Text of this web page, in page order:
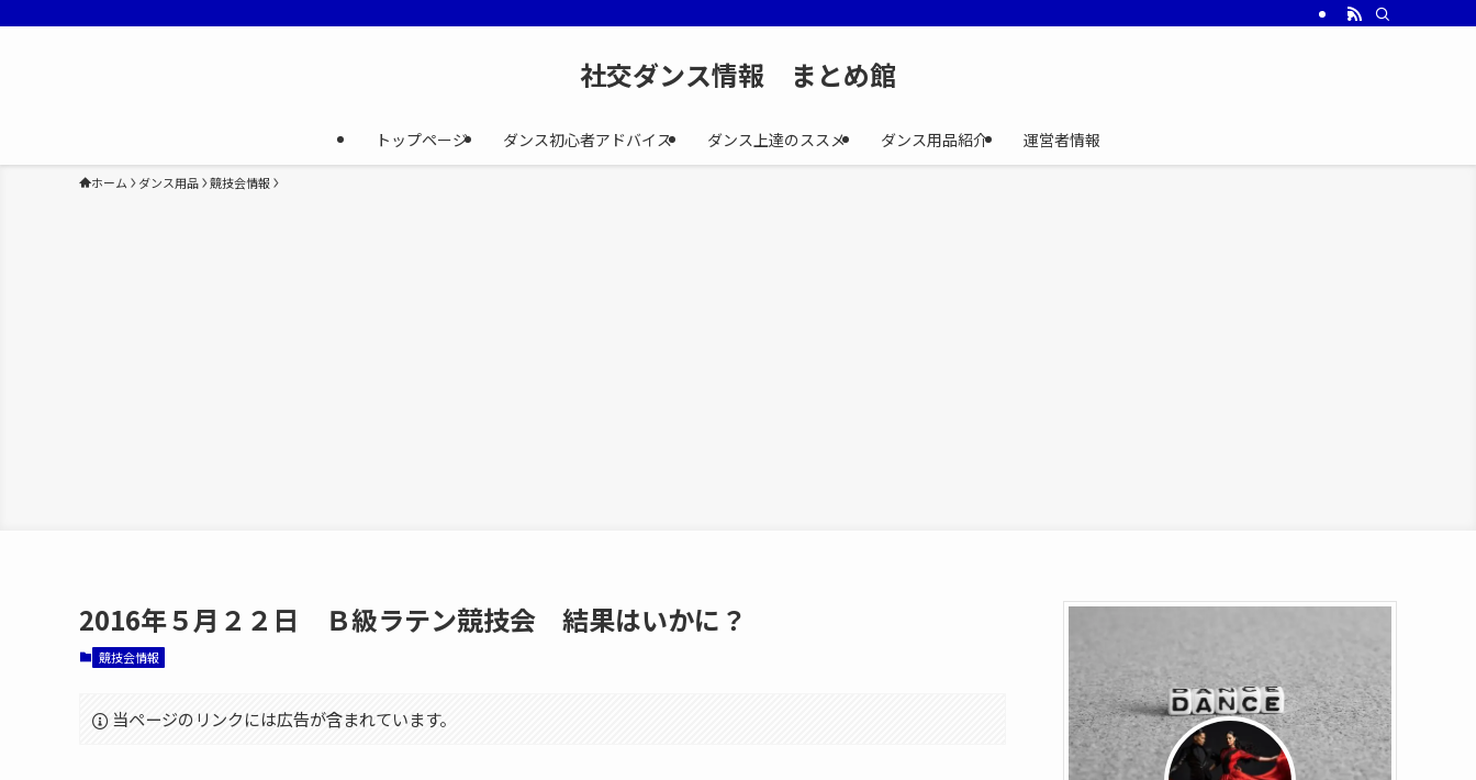
社交ダンス情報 まとめ館
トップページ ダンス初心者アドバイス ダンス上達のススメ ダンス用品紹介 運営者情報
ホーム ダンス用品 競技会情報
2016年５月２２日 Ｂ級ラテン競技会 結果はいかに？
競技会情報
当ページのリンクには広告が含まれています。